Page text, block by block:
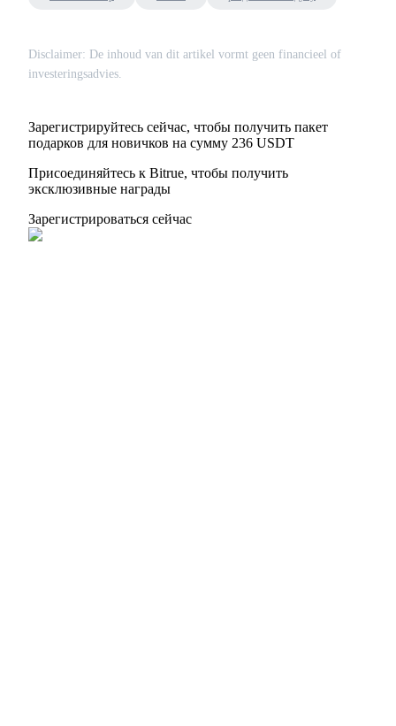
Disclaimer: De inhoud van dit artikel vormt geen financieel of
investeringsadvies.
Зарегистрируйтесь сейчас, чтобы получить пакет
подарков для новичков на сумму 236 USDT
Присоединяйтесь к Bitrue, чтобы получить
эксклюзивные награды
Зарегистрироваться сейчас